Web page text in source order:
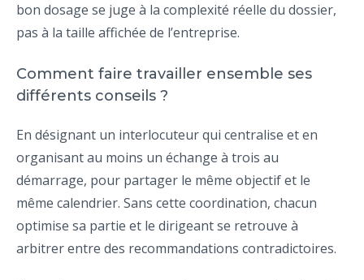
bon dosage se juge à la complexité réelle du dossier,
pas à la taille affichée de l’entreprise.
Comment faire travailler ensemble ses
différents conseils ?
En désignant un interlocuteur qui centralise et en
organisant au moins un échange à trois au
démarrage, pour partager le même objectif et le
même calendrier. Sans cette coordination, chacun
optimise sa partie et le dirigeant se retrouve à
arbitrer entre des recommandations contradictoires.